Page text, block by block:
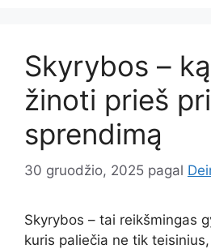
Skyrybos –
žinoti prieš
sprendimą
30 gruodžio, 2025 pagal
Skyrybos – tai reikšmingas
kuris paliečia ne tik